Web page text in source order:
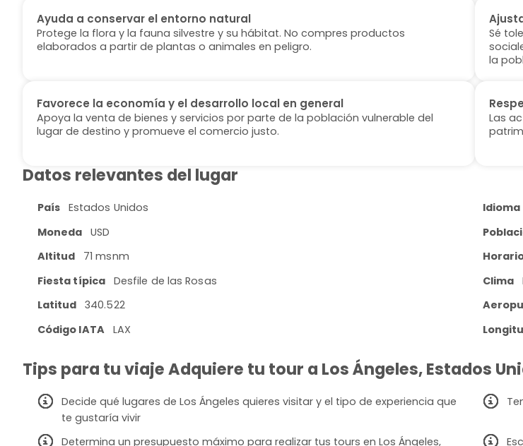
Ayuda a conservar el entorno natural
Protege la flora y la fauna silvestre y su hábitat. No compres productos
elaborados a partir de plantas o animales en peligro.
Sé
la
Favorece la economía y el desarrollo local en general
Apoya la venta de bienes y servicios por parte de la población vulnerable del
lugar de destino y promueve el comercio justo.
Las
Datos relevantes del lugar
País Estados Unidos Idioma
Moneda USD
Altitud
71 msnm
Fiesta típica Desfile de las Rosas Clima
Latitud
340.522
Código IATA
LAX
Tips para tu viaje Adquiere tu tour a Los Ángeles, Estados
Decide qué lugares de Los Ángeles quieres visitar y el tipo de experiencia que
te gustaría vivir
Determina un presupuesto máximo para realizar tus tours en Los Ángeles,